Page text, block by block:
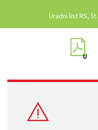
Uradni list RS,